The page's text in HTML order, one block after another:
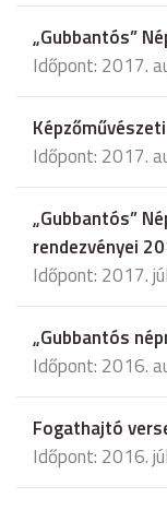
„Gubbantós”
Időpont: 2017.
Időpont: 2017.
„Gubbantós”
rendezvényei
Időpont: 2017.
„Gubbantós
Időpont: 2016.
Fogathajtó
Időpont: 2016.